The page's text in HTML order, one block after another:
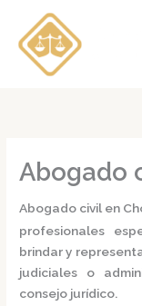
contenido
Abogado
Abogado civil en
profesionales
brindar y
judiciales o
consejo jurídico.